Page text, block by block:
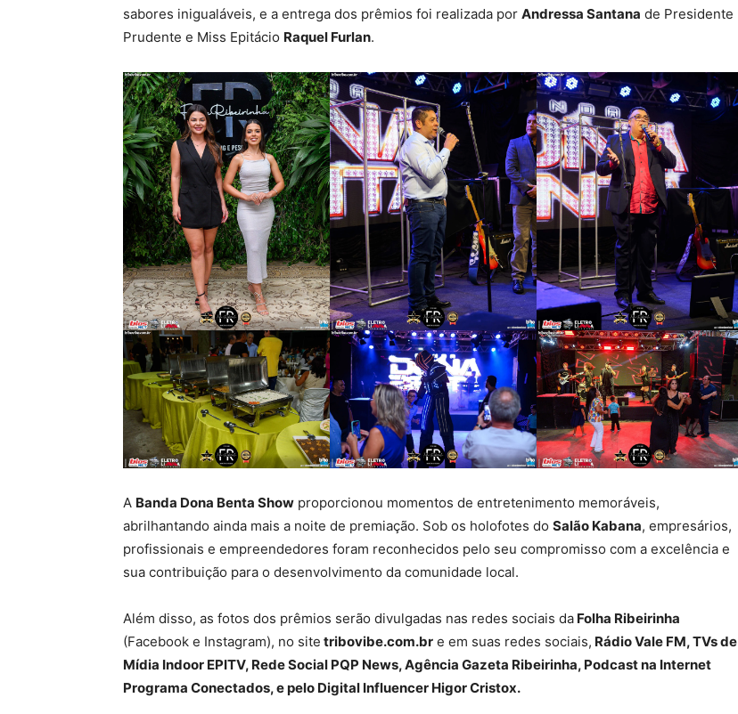
sabores inigualáveis, e a entrega dos prêmios foi realizada por Andressa Santana de Presidente
Prudente e Miss Epitácio Raquel Furlan.
A Banda Dona Benta Show proporcionou momentos de entretenimento memoráveis,
abrilhantando ainda mais a noite de premiação. Sob os holofotes do Salão Kabana, empresários,
profissionais e empreendedores foram reconhecidos pelo seu compromisso com a excelência e
sua contribuição para o desenvolvimento da comunidade local.
Além disso, as fotos dos prêmios serão divulgadas nas redes sociais da Folha Ribeirinha
(Facebook e Instagram), no site tribovibe.com.br e em suas redes sociais, Rádio Vale FM, TVs de
Mídia Indoor EPITV, Rede Social PQP News, Agência Gazeta Ribeirinha, Podcast na Internet
Programa Conectados, e pelo Digital Influencer Higor Cristox.